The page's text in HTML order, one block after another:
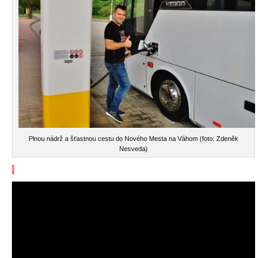
Plnou nádrž a šťastnou cestu do Nového Mesta na Váhom (foto: Zdeněk
Nesveda)